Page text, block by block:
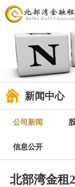
新闻中心
公司新闻
信息公开
北部湾金租